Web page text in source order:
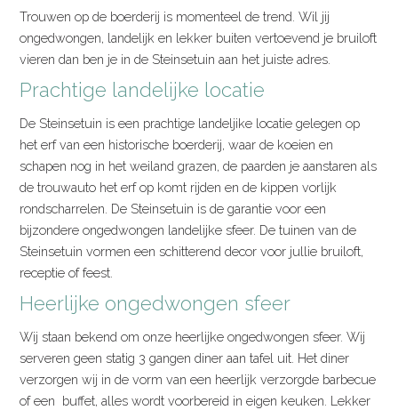
Trouwen op de boerderij is momenteel de trend. Wil jij
ongedwongen, landelijk en lekker buiten vertoevend je bruiloft
vieren dan ben je in de Steinsetuin aan het juiste adres.
Prachtige landelijke locatie
De Steinsetuin is een prachtige landeljike locatie gelegen op
het erf van een historische boerderij, waar de koeien en
schapen nog in het weiland grazen, de paarden je aanstaren als
de trouwauto het erf op komt rijden en de kippen vorlijk
rondscharrelen. De Steinsetuin is de garantie voor een
bijzondere ongedwongen landelijke sfeer. De tuinen van de
Steinsetuin vormen een schitterend decor voor jullie bruiloft,
receptie of feest.
Heerlijke ongedwongen sfeer
Wij staan bekend om onze heerlijke ongedwongen sfeer. Wij
serveren geen statig 3 gangen diner aan tafel uit. Het diner
verzorgen wij in de vorm van een heerlijk verzorgde barbecue
of een buffet, alles wordt voorbereid in eigen keuken. Lekker